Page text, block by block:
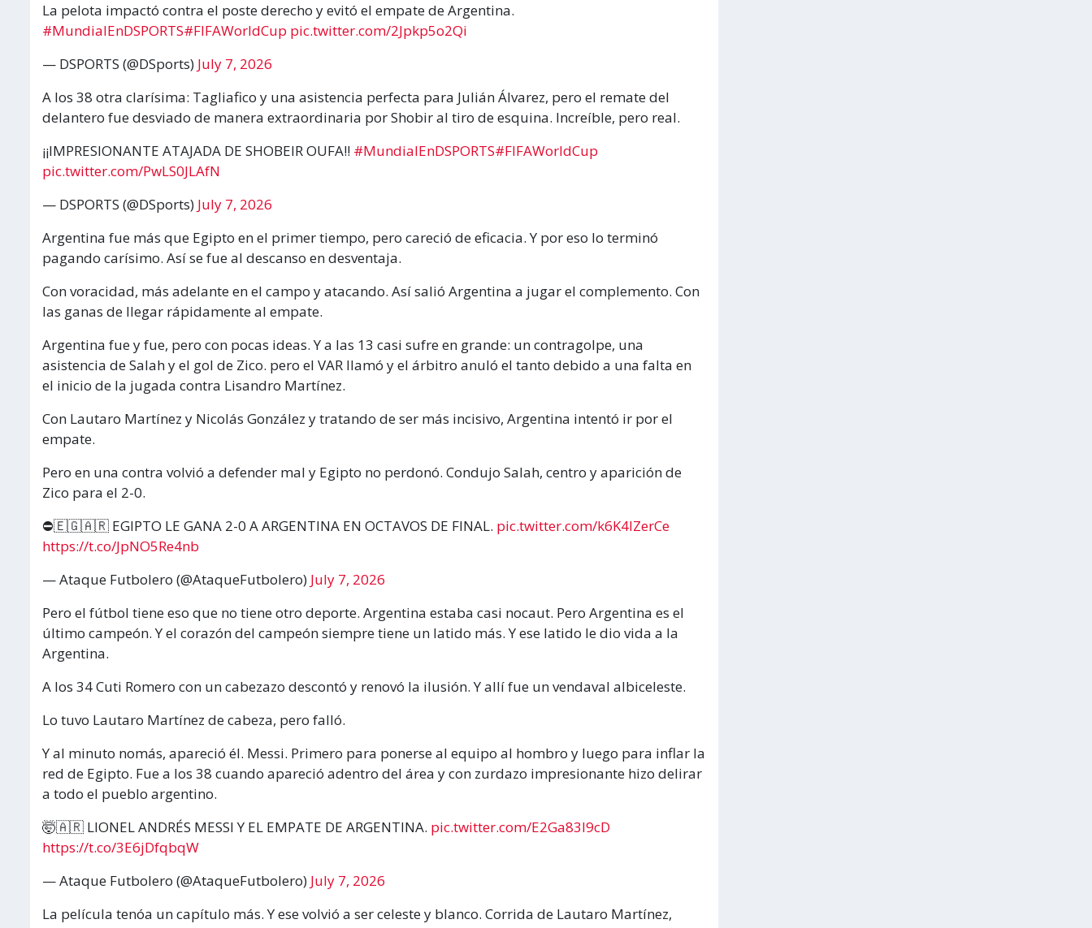
La pelota impactó contra el poste derecho y evitó el empate de Argentina.
#MundialEnDSPORTS#FIFAWorldCup pic.twitter.com/2Jpkp5o2Qi
— DSPORTS (@DSports) July 7, 2026
A los 38 otra clarísima: Tagliafico y una asistencia perfecta para Julián Álvarez, pero el remate del
delantero fue desviado de manera extraordinaria por Shobir al tiro de esquina. Increíble, pero real.
¡¡IMPRESIONANTE ATAJADA DE SHOBEIR OUFA!! #MundialEnDSPORTS#FIFAWorldCup
pic.twitter.com/PwLS0JLAfN
— DSPORTS (@DSports) July 7, 2026
Argentina fue más que Egipto en el primer tiempo, pero careció de eficacia. Y por eso lo terminó
pagando carísimo. Así se fue al descanso en desventaja.
Con voracidad, más adelante en el campo y atacando. Así salió Argentina a jugar el complemento. Con
las ganas de llegar rápidamente al empate.
Argentina fue y fue, pero con pocas ideas. Y a las 13 casi sufre en grande: un contragolpe, una
asistencia de Salah y el gol de Zico. pero el VAR llamó y el árbitro anuló el tanto debido a una falta en
el inicio de la jugada contra Lisandro Martínez.
Con Lautaro Martínez y Nicolás González y tratando de ser más incisivo, Argentina intentó ir por el
empate.
Pero en una contra volvió a defender mal y Egipto no perdonó. Condujo Salah, centro y aparición de
Zico para el 2-0.
⛔️🇪🇬🇦🇷 EGIPTO LE GANA 2-0 A ARGENTINA EN OCTAVOS DE FINAL. pic.twitter.com/k6K4lZerCe
https://t.co/JpNO5Re4nb
— Ataque Futbolero (@AtaqueFutbolero) July 7, 2026
Pero el fútbol tiene eso que no tiene otro deporte. Argentina estaba casi nocaut. Pero Argentina es el
último campeón. Y el corazón del campeón siempre tiene un latido más. Y ese latido le dio vida a la
Argentina.
A los 34 Cuti Romero con un cabezazo descontó y renovó la ilusión. Y allí fue un vendaval albiceleste.
Lo tuvo Lautaro Martínez de cabeza, pero falló.
Y al minuto nomás, apareció él. Messi. Primero para ponerse al equipo al hombro y luego para inflar la
red de Egipto. Fue a los 38 cuando apareció adentro del área y con zurdazo impresionante hizo delirar
a todo el pueblo argentino.
🤯🇦🇷 LIONEL ANDRÉS MESSI Y EL EMPATE DE ARGENTINA. pic.twitter.com/E2Ga83l9cD
https://t.co/3E6jDfqbqW
— Ataque Futbolero (@AtaqueFutbolero) July 7, 2026
La película tenóa un capítulo más. Y ese volvió a ser celeste y blanco. Corrida de Lautaro Martínez,